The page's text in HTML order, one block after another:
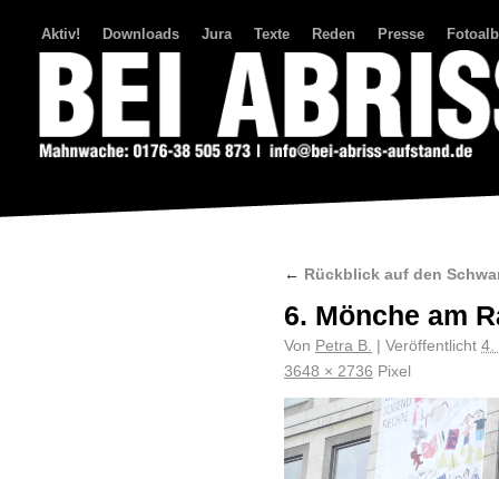
Aktiv! Downloads Jura Texte Reden Presse
← Rückblick auf den
6. Mönche am
Von Petra B. Veröffentlicht 4.
3648 × 2736 Pixel